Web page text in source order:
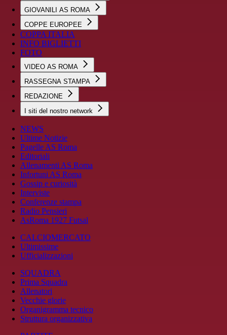
GIOVANILI AS ROMA
COPPE EUROPEE
COPPA ITALIA
INFO BIGLIETTI
FOTO
VIDEO AS ROMA
RASSEGNA STAMPA
REDAZIONE
I siti del nostro network
NEWS
Ultime Notizie
Pagelle AS Roma
Editoriali
Allenamenti AS Roma
Infortuni AS Roma
Gossip e curiosità
Interviste
Conferenze stampa
Radio Pensieri
AsRoma 1927 Futsal
CALCIOMERCATO
Ultimissime
Ufficializzazioni
SQUADRA
Prima Squadra
Allenatori
Vecchie glorie
Organigramma tecnico
Struttura organizzativa